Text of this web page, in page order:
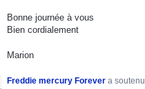
Bonne journée à vous
Bien cordialement
Marion
Freddie mercury Forever a